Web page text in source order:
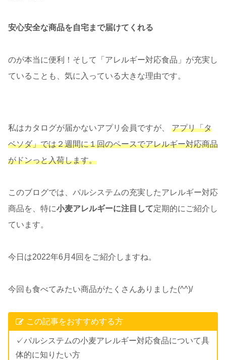
安心安全な商品を自宅まで届けてくれる
のが本当に便利！そして「アレルギー対応食品」が充実し
ていることも、気に入っている大きな理由です。
私はカタログが届かないアプリ会員ですが、 アプリ「タ
ベソダ」では２週間に１回のペースでアレルギー対応商品
がドンっと入荷します。
このブログでは、パルシステムの充実したアレルギー対応
商品を、特に小麦アレルギーに注目して定期的にご紹介し
ています。
今日は2022年6月4回をご紹介しますね。
今回も食べてみたい商品がたくさんありました(^^)/
この記事をおすすめする方
✓パルシステムの小麦アレルギー対応食品について具
体的に知りたい方